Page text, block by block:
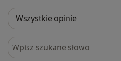
Szukaj w opiniach